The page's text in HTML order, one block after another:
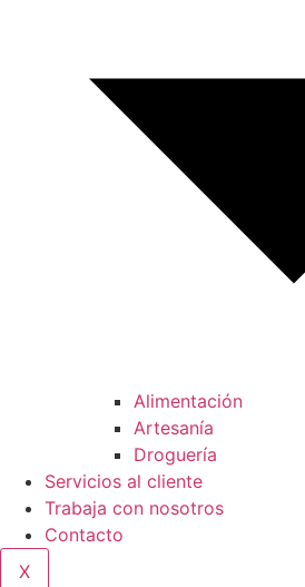
Alimentación
Artesanía
Droguería
Servicios al cliente
Trabaja con nosotros
Contacto
X